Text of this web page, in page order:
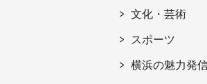
文化・芸術
スポーツ
横浜の魅力発